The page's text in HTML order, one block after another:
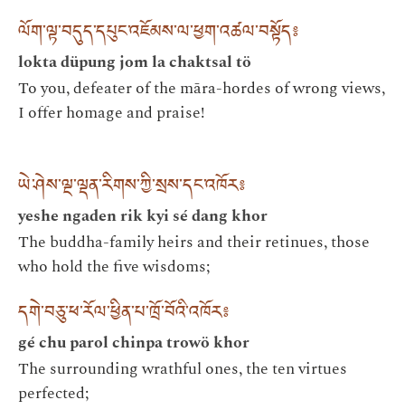
ལོག་ལྟ་བདུད་དཔུང་འཇོམས་ལ་ཕྱག་འཚལ་བསྟོད༔
lokta düpung jom la chaktsal tö
To you, defeater of the māra-hordes of wrong views,
I offer homage and praise!
ཡེ་ཤེས་ལྔ་ལྡན་རིགས་ཀྱི་སྲས་དང་འཁོར༔
yeshe ngaden rik kyi sé dang khor
The buddha-family heirs and their retinues, those
who hold the five wisdoms;
དགེ་བཅུ་ཕ་རོལ་ཕྱིན་པ་ཁྲོ་བོའི་འཁོར༔
gé chu parol chinpa trowö khor
The surrounding wrathful ones, the ten virtues
perfected;